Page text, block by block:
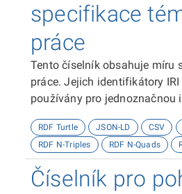
specifikace
práce
Tento číselník obsahuje míru
práce. Jejich identifikátory
používány pro jednoznačnou
RDF Turtle JSON-LD CSV
RDF N-Triples
RDF N-Quads
Číselník pro